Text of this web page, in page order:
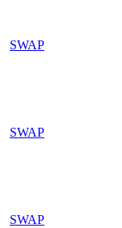
SWAP
SWAP
SWAP